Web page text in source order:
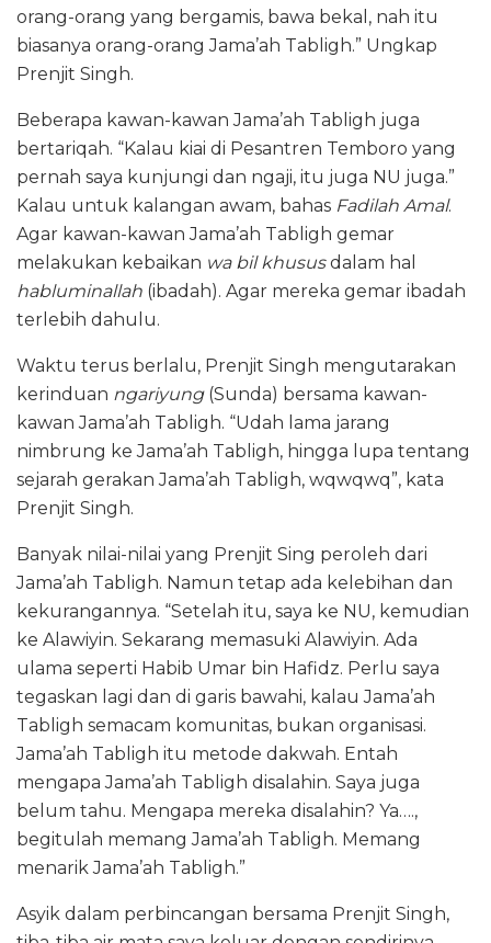
orang-orang yang bergamis, bawa bekal, nah itu
biasanya orang-orang Jama’ah Tabligh.” Ungkap
Prenjit Singh.
Beberapa kawan-kawan Jama’ah Tabligh juga
bertariqah. “Kalau kiai di Pesantren Temboro yang
pernah saya kunjungi dan ngaji, itu juga NU juga.”
Kalau untuk kalangan awam, bahas Fadilah Amal.
Agar kawan-kawan Jama’ah Tabligh gemar
melakukan kebaikan wa bil khususdalam hal
habluminallah (ibadah). Agar mereka gemar ibadah
terlebih dahulu.
Waktu terus berlalu, Prenjit Singh mengutarakan
kerinduan ngariyung (Sunda) bersama kawan-
kawan Jama’ah Tabligh. “Udah lama jarang
nimbrung ke Jama’ah Tabligh, hingga lupa tentang
sejarah gerakan Jama’ah Tabligh, wqwqwq”, kata
Prenjit Singh.
Banyak nilai-nilai yang Prenjit Sing peroleh dari
Jama’ah Tabligh. Namun tetap ada kelebihan dan
kekurangannya. “Setelah itu, saya ke NU, kemudian
ke Alawiyin. Sekarang memasuki Alawiyin. Ada
ulama seperti Habib Umar bin Hafidz. Perlu saya
tegaskan lagi dan di garis bawahi, kalau Jama’ah
Tabligh semacam komunitas, bukan organisasi.
Jama’ah Tabligh itu metode dakwah. Entah
mengapa Jama’ah Tabligh disalahin. Saya juga
belum tahu. Mengapa mereka disalahin? Ya….,
begitulah memang Jama’ah Tabligh. Memang
menarik Jama’ah Tabligh.”
Asyik dalam perbincangan bersama Prenjit Singh,